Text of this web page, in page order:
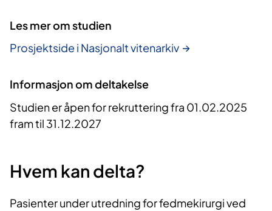
Les mer om studien
Prosjektside i Nasjonalt vitenarkiv
Informasjon om deltakelse
Studien er åpen for rekruttering fra 01.02.2025
fram til 31.12.2027
Hvem kan delta?
Pasienter under utredning for fedmekirurgi ved